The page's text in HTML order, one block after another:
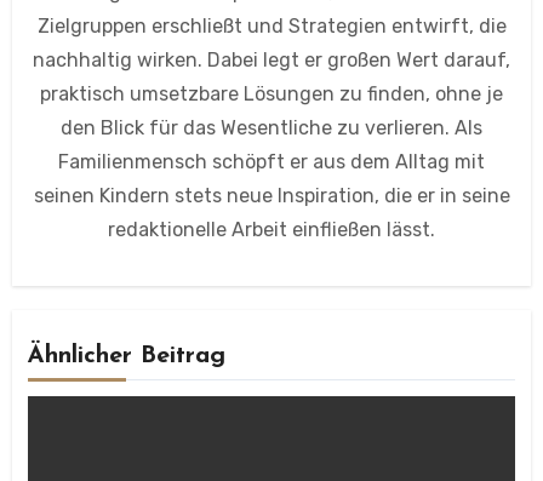
Zielgruppen erschließt und Strategien entwirft, die
nachhaltig wirken. Dabei legt er großen Wert darauf,
praktisch umsetzbare Lösungen zu finden, ohne je
den Blick für das Wesentliche zu verlieren. Als
Familienmensch schöpft er aus dem Alltag mit
seinen Kindern stets neue Inspiration, die er in seine
redaktionelle Arbeit einfließen lässt.
Ähnlicher Beitrag